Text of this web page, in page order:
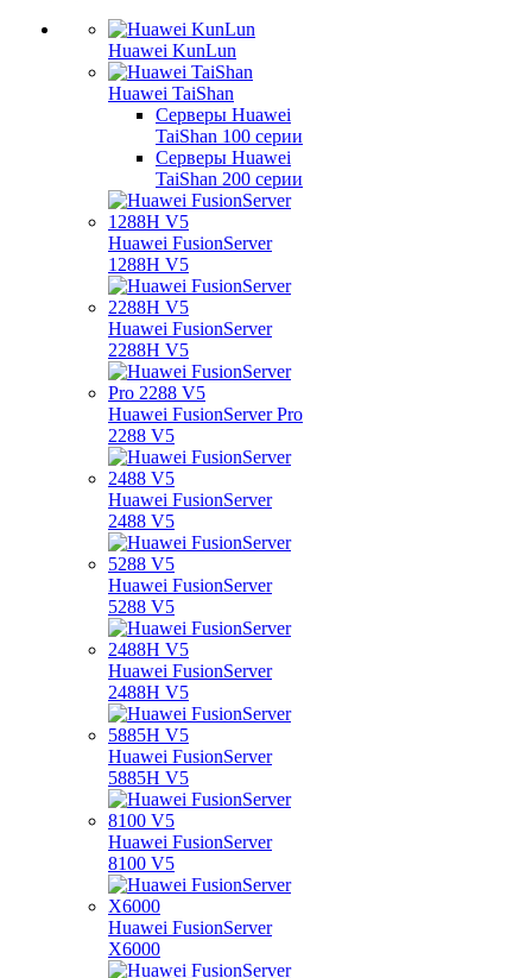
Huawei KunLun
Huawei TaiShan
Серверы Huawei
TaiShan 100 серии
Серверы Huawei
TaiShan 200 серии
Huawei FusionServer
1288H V5
Huawei FusionServer
2288H V5
Huawei FusionServer Pro
2288 V5
Huawei FusionServer
2488 V5
Huawei FusionServer
5288 V5
Huawei FusionServer
2488H V5
Huawei FusionServer
5885H V5
Huawei FusionServer
8100 V5
Huawei FusionServer
X6000